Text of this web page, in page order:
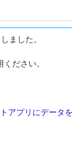
ました。
ださい。
アプリにデータ